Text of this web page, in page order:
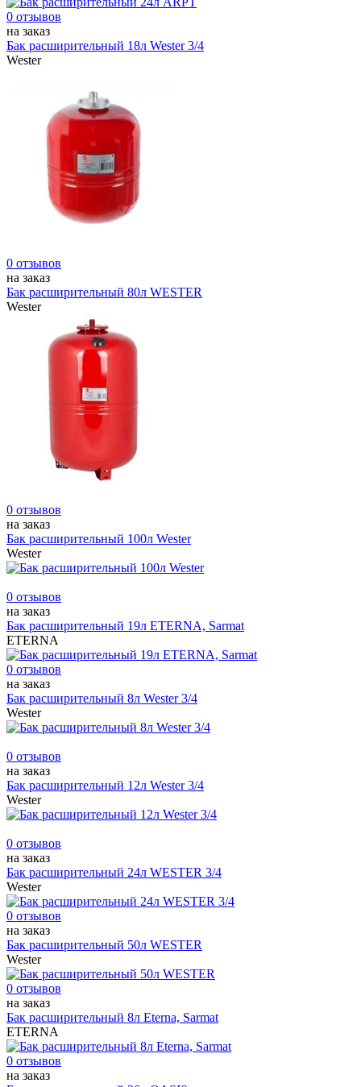
0 отзывов
на заказ
Бак расширительный 18л Wester 3/4
Wester
0 отзывов
на заказ
Бак расширительный 80л WESTER
Wester
0 отзывов
на заказ
Бак расширительный 100л Wester
Wester
0 отзывов
на заказ
Бак расширительный 19л ETERNA, Sarmat
ETERNA
0 отзывов
на заказ
Бак расширительный 8л Wester 3/4
Wester
0 отзывов
на заказ
Бак расширительный 12л Wester 3/4
Wester
0 отзывов
на заказ
Бак расширительный 24л WESTER 3/4
Wester
0 отзывов
на заказ
Бак расширительный 50л WESTER
Wester
0 отзывов
на заказ
Бак расширительный 8л Eterna, Sarmat
ETERNA
0 отзывов
на заказ